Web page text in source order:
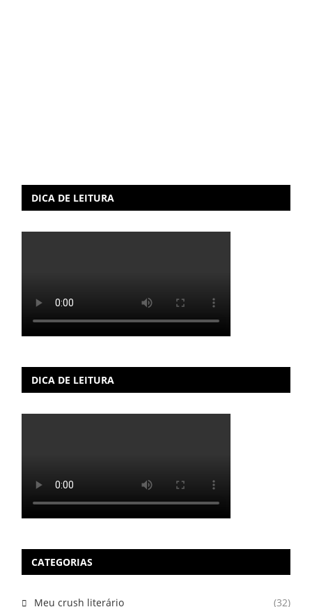
DICA DE LEITURA
DICA DE LEITURA
CATEGORIAS
Meu crush literário (32)